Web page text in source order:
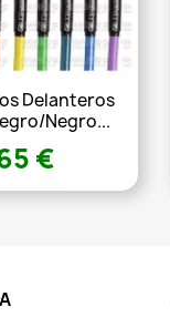
Delanteros
Negro...
€